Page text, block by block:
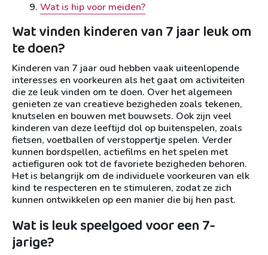
Wat is hip voor meiden?
Wat vinden kinderen van 7 jaar leuk om
te doen?
Kinderen van 7 jaar oud hebben vaak uiteenlopende
interesses en voorkeuren als het gaat om activiteiten
die ze leuk vinden om te doen. Over het algemeen
genieten ze van creatieve bezigheden zoals tekenen,
knutselen en bouwen met bouwsets. Ook zijn veel
kinderen van deze leeftijd dol op buitenspelen, zoals
fietsen, voetballen of verstoppertje spelen. Verder
kunnen bordspellen, actiefilms en het spelen met
actiefiguren ook tot de favoriete bezigheden behoren.
Het is belangrijk om de individuele voorkeuren van elk
kind te respecteren en te stimuleren, zodat ze zich
kunnen ontwikkelen op een manier die bij hen past.
Wat is leuk speelgoed voor een 7-
jarige?